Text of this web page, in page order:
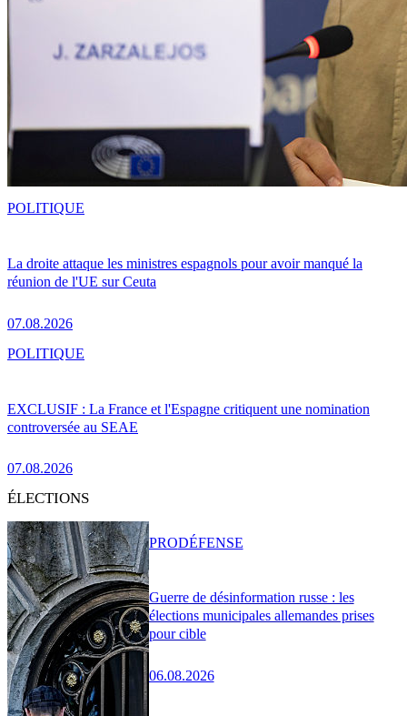
La droite attaque les ministres espagnols pour avoir manqué la
réunion de l'UE sur Ceuta
07.08.2026
POLITIQUE
EXCLUSIF : La France et l'Espagne critiquent une nomination
controversée au SEAE
07.08.2026
POLITIQUE
ÉLECTIONS
Guerre de désinformation russe : les
élections municipales allemandes prises
pour cible
06.08.2026
PRODÉFENSE